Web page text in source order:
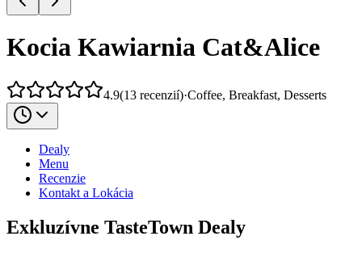
Kocia Kawiarnia Cat&Alice
4.9(13 recenzií)·Coffee, Breakfast, Desserts
Dealy
Menu
Recenzie
Kontakt a Lokácia
Exkluzívne TasteTown Dealy